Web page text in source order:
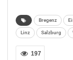
Bezirken.
einzelnen
Bregenz
Linz Salzburg
197